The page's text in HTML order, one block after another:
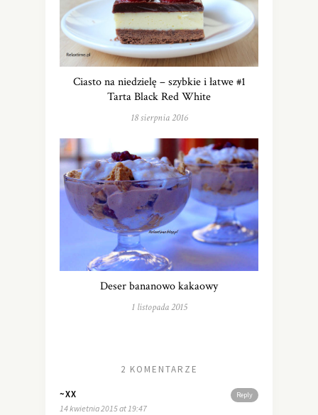
Ciasto na niedzielę – szybkie i łatwe #1
Tarta Black Red White
18 sierpnia 2016
Deser bananowo kakaowy
1 listopada 2015
2 KOMENTARZE
Reply
~XX
14 kwietnia 2015 at 19:47